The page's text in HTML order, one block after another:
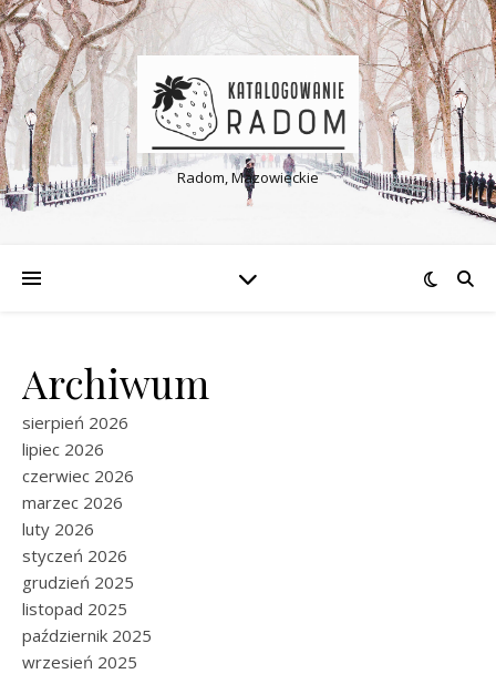
Radom, Mazowieckie
Archiwum
sierpień 2026
lipiec 2026
czerwiec 2026
marzec 2026
luty 2026
styczeń 2026
grudzień 2025
listopad 2025
październik 2025
wrzesień 2025